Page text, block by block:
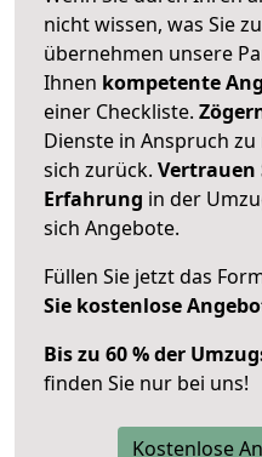
nicht wissen, was Sie
übernehmen unsere
Ihnen kompetente
einer Checkliste.
Dienste in Anspruch
sich zurück. Vertrauen
Erfahrung in der
sich Angebote.
Füllen Sie jetzt das
Sie kostenlose
Bis zu 60 % der
finden Sie nur bei uns!
Kostenlose